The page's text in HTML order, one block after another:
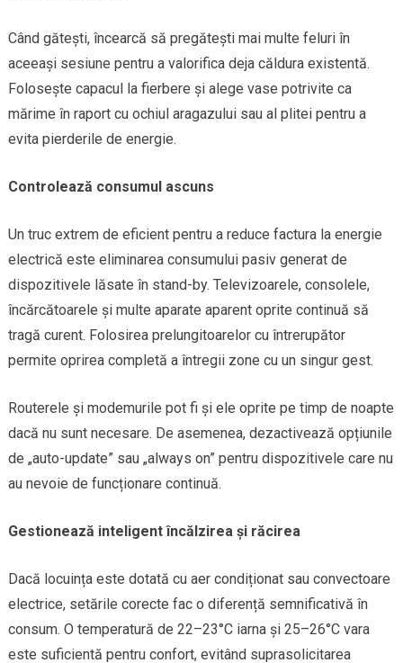
Când gătești, încearcă să pregătești mai multe feluri în
aceeași sesiune pentru a valorifica deja căldura existentă.
Folosește capacul la fierbere și alege vase potrivite ca
mărime în raport cu ochiul aragazului sau al plitei pentru a
evita pierderile de energie.
Controlează consumul ascuns
Un truc extrem de eficient pentru a reduce factura la energie
electrică este eliminarea consumului pasiv generat de
dispozitivele lăsate în stand-by. Televizoarele, consolele,
încărcătoarele și multe aparate aparent oprite continuă să
tragă curent. Folosirea prelungitoarelor cu întrerupător
permite oprirea completă a întregii zone cu un singur gest.
Routerele și modemurile pot fi și ele oprite pe timp de noapte
dacă nu sunt necesare. De asemenea, dezactivează opțiunile
de „auto-update” sau „always on” pentru dispozitivele care nu
au nevoie de funcționare continuă.
Gestionează inteligent încălzirea și răcirea
Dacă locuința este dotată cu aer condiționat sau convectoare
electrice, setările corecte fac o diferență semnificativă în
consum. O temperatură de 22–23°C iarna și 25–26°C vara
este suficientă pentru confort, evitând suprasolicitarea